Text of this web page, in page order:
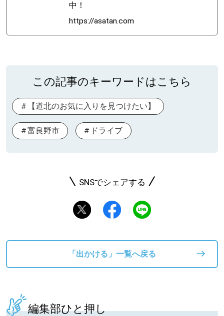
中！
https://asatan.com
この記事のキーワードはこちら
【道北のお気に入りを見つけたい】
富良野市 ドライブ
SNSでシェアする
「出かける」一覧へ戻る
編集部ひと押し